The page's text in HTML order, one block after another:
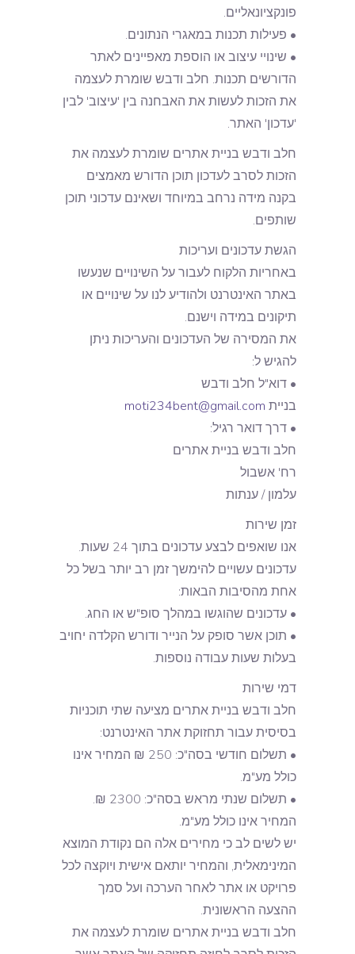
פונקציונאליים.
• פעילות תכנות במאגרי הנתונים.
• שינויי עיצוב או הוספת מאפיינים לאתר
הדורשים תכנות. חלב ודבש שומרת לעצמה
את הזכות לעשות את האבחנה בין 'עיצוב' לבין
'עדכון' האתר.
חלב ודבש בניית אתרים שומרת לעצמה את
הזכות לסרב לעדכון תוכן הדורש מאמצים
בקנה מידה נרחב במיוחד ושאינם עדכוני תוכן
שותפים.
הגשת עדכונים ועריכות
באחריות הלקוח לעבור על השינויים שנעשו
באתר האינטרנט ולהודיע לנו על שינויים או
תיקונים במידה וישנם.
את המסירה של העדכונים והעריכות ניתן
להגיש ל:
• דוא"ל חלב ודבש
בניית moti234bent@gmail.com
• דרך דואר רגיל:
חלב ודבש בניית אתרים
רח' אשבול
עלמון / ענתות
זמן שירות
אנו שואפים לבצע עדכונים בתוך 24 שעות.
עדכונים עשויים להימשך זמן רב יותר בשל כל
אחת מהסיבות הבאות:
• עדכונים שהוגשו במהלך סופ"ש או החג.
• תוכן אשר סופק על הנייר ודורש הקלדה יחויב
בעלות שעות עבודה נוספות.
דמי שירות
חלב ודבש בניית אתרים מציעה שתי תוכניות
בסיסית עבור תחזוקת אתר האינטרנט:
• תשלום חודשי בסה"כ: 250 ₪ המחיר אינו
כולל מע"מ.
• תשלום שנתי מראש בסה"כ: 2300 ₪.
המחיר אינו כולל מע"מ.
יש לשים לב כי מחירים אלה הם נקודת המוצא
המינימאלית, והמחיר יותאם אישית ויוקצה לכל
פרויקט או אתר לאחר הערכה ועל סמך
ההצעה הראשונית.
חלב ודבש בניית אתרים שומרת לעצמה את